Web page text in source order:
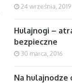
24 września, 2019
Hulajnogi –
bezpieczne
30 marca, 2016
Na hulajnodze